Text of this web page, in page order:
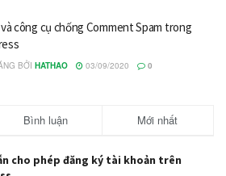
và công cụ chống Comment Spam trong
BỞI HATHAO 03/09/2020 0
Bình luận Mới nhất
cho phép đăng ký tài khoản trên